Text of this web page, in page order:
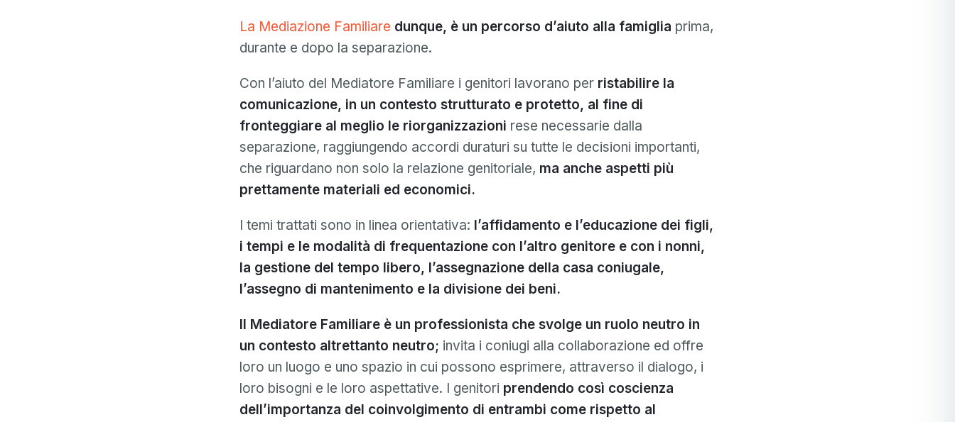
La Mediazione Familiare dunque, è un percorso d’aiuto alla famiglia prima,
durante e dopo la separazione.
Con l’aiuto del Mediatore Familiare i genitori lavorano per ristabilire la
comunicazione, in un contesto strutturato e protetto, al fine di
fronteggiare al meglio le riorganizzazioni rese necessarie dalla
separazione, raggiungendo accordi duraturi su tutte le decisioni importanti,
che riguardano non solo la relazione genitoriale, ma anche aspetti più
prettamente materiali ed economici.
I temi trattati sono in linea orientativa: l’affidamento e l’educazione dei figli,
i tempi e le modalità di frequentazione con l’altro genitore e con i nonni,
la gestione del tempo libero, l’assegnazione della casa coniugale,
l’assegno di mantenimento e la divisione dei beni.
Il Mediatore Familiare è un professionista che svolge un ruolo neutro in
un contesto altrettanto neutro; invita i coniugi alla collaborazione ed offre
loro un luogo e uno spazio in cui possono esprimere, attraverso il dialogo, i
loro bisogni e le loro aspettative. I genitori prendendo così coscienza
dell’importanza del coinvolgimento di entrambi come rispetto al